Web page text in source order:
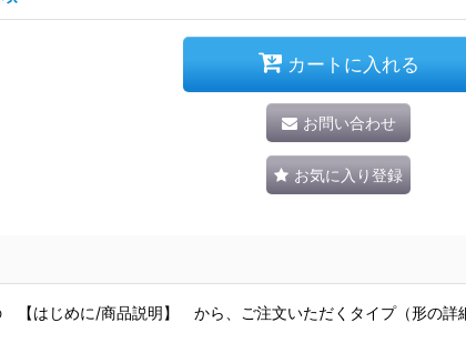
カートに入れる
お問い合わせ
お気に入り登録
【はじめに/商品説明】 から、ご注文いただくタイプ（形の詳